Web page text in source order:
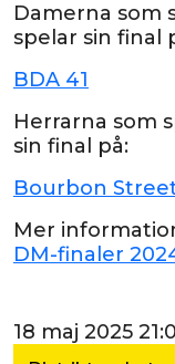
Damerna som
spelar sin final
BDA 41
Herrarna som
sin final på:
Bourbon
Mer
DM-finaler
18 maj 2025